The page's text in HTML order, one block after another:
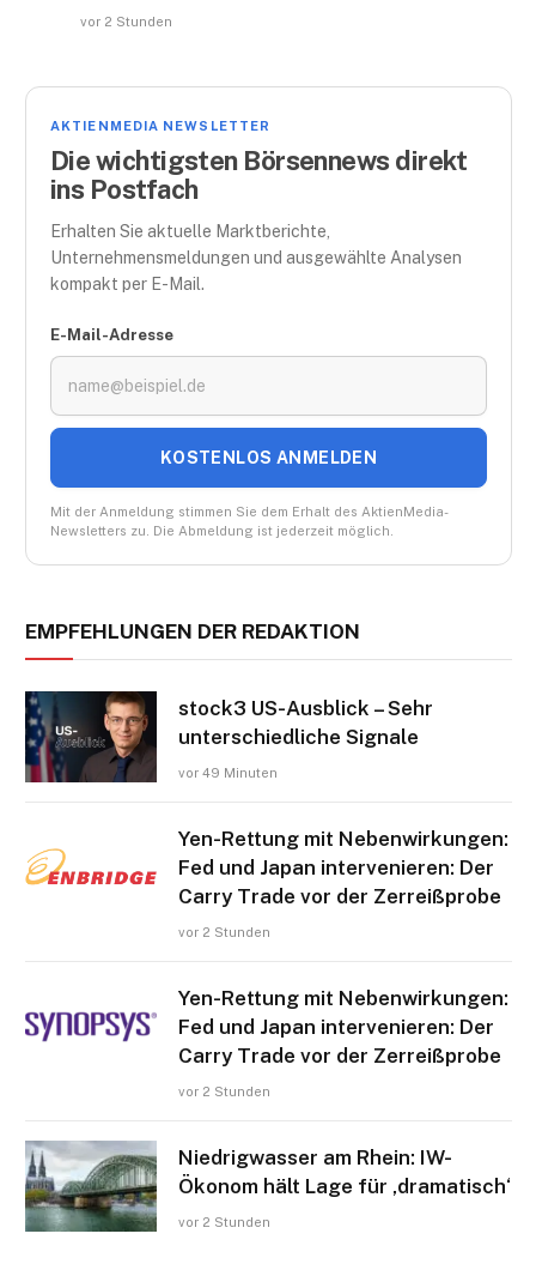
vor 2 Stunden
AKTIENMEDIA NEWSLETTER
Die wichtigsten Börsennews direkt
ins Postfach
Erhalten Sie aktuelle Marktberichte,
Unternehmensmeldungen und ausgewählte Analysen
kompakt per E-Mail.
E-Mail-Adresse
KOSTENLOS ANMELDEN
Mit der Anmeldung stimmen Sie dem Erhalt des AktienMedia-
Newsletters zu. Die Abmeldung ist jederzeit möglich.
EMPFEHLUNGEN DER REDAKTION
stock3 US-Ausblick – Sehr
unterschiedliche Signale
vor 49 Minuten
Yen-Rettung mit Nebenwirkungen:
Fed und Japan intervenieren: Der
Carry Trade vor der Zerreißprobe
vor 2 Stunden
Yen-Rettung mit Nebenwirkungen:
Fed und Japan intervenieren: Der
Carry Trade vor der Zerreißprobe
vor 2 Stunden
Niedrigwasser am Rhein: IW-
Ökonom hält Lage für ‚dramatisch‘
vor 2 Stunden